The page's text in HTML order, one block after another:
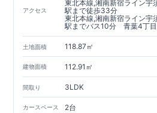
アクセス
東北本線,湘南新宿ライン宇
駅まで徒歩33分
東北本線,湘南新宿ライン宇
駅までバス10分 青葉4丁
土地面積 118.87㎡
建物面積 112.91㎡
間取り 3LDK
カースペース 2台